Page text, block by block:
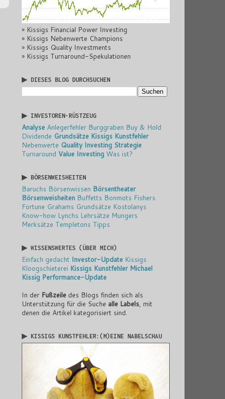
» Kissigs Financial Power Investing
» Kissigs Nebenwerte Champions
» Kissigs Quality Investments
» Kissigs Turnaround-Spekulationen
▶ DIESES BLOG DURCHSUCHEN
▶ INVESTOREN-RÜSTZEUG
Analyse Anlegerfehler Burggraben Buy & Hold
Dividende Grundsätze Kissigs Kunstfehler
Nebenwerte Quality Investing Strategie
Turnaround Value Investing Was ist?
▶ BÖRSENWEISHEITEN
Baruchs Börsenwissen Börsentheater
Börsenweisheiten Buffetts Bonmots Fishers
Fortune Grahams Grundsätze Kostolanys
Know-how Lynchs Lehrsätze Mungers
Merksätze Templetons Tipps
▶ WISSENSWERTES (ÜBER MICH)
Einfach gedacht Investor-Update Kissigs
Kloogschieterei Kissigs Kunstfehler Michael
Kissig Performance-Update
In der Fußzeile des Blogs finden sich als
Unterstützung für die Suche alle Labels , mit
denen die Artikel kategorisiert sind.
▶ KISSIGS KUNSTFEHLER:(M)EINE NABELSCHAU